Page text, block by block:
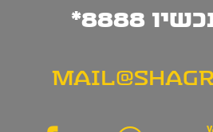
8888*